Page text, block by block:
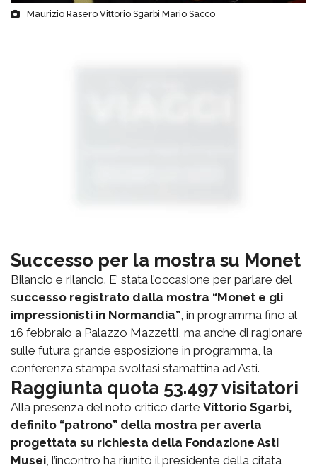
Maurizio Rasero Vittorio Sgarbi Mario Sacco
Successo per la mostra su Monet
Bilancio e rilancio. E’ stata l’occasione per parlare del
successo registrato dalla mostra “Monet e gli
impressionisti in Normandia” , in programma fino al
16 febbraio a Palazzo Mazzetti, ma anche di ragionare
sulle futura grande esposizione in programma, la
conferenza stampa svoltasi stamattina ad Asti.
Raggiunta quota 53.497 visitatori
Alla presenza del noto critico d’arte Vittorio Sgarbi,
definito “patrono” della mostra per averla
progettata su richiesta della Fondazione Asti
Musei , l’incontro ha riunito il presidente della citata